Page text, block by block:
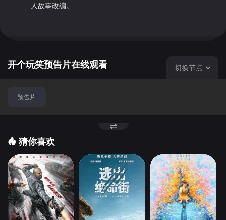
人故事改编。
开个玩笑预告片在线观看 切换节点
预告片
猜你喜欢